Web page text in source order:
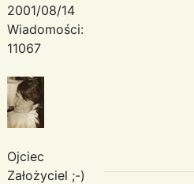
2001/08/14
Wiadomości:
11067
Ojciec
Założyciel ;-)